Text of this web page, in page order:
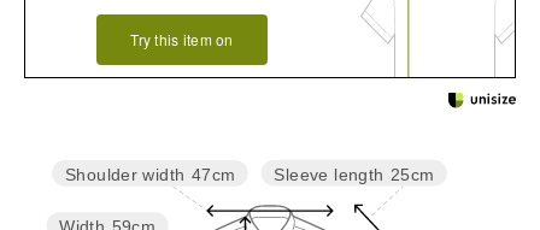
Try this item on
Sleeve length 25cm
Shoulder width 47cm